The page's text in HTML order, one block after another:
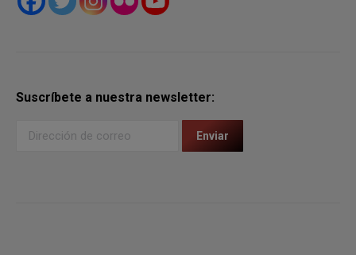
Suscríbete a nuestra newsletter: